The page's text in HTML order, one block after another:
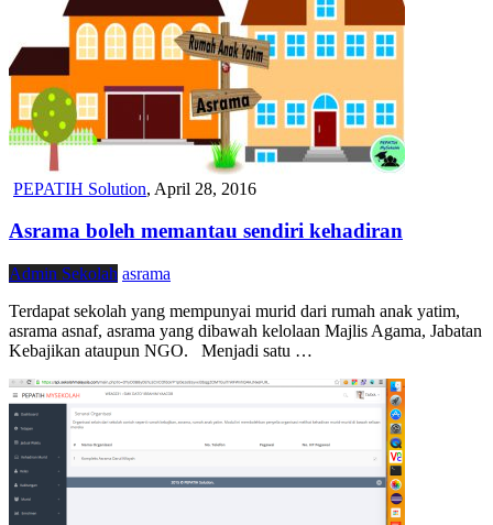
PEPATIH Solution, April 28, 2016
Asrama boleh memantau sendiri kehadiran
Admin Sekolah asrama
Terdapat sekolah yang mempunyai murid dari rumah anak yatim,
asrama asnaf, asrama yang dibawah kelolaan Majlis Agama, Jabatan
Kebajikan ataupun NGO. Menjadi satu …